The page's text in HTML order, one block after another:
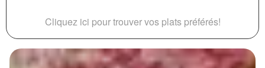
Cliquez ici pour trouver vos plats préférés!